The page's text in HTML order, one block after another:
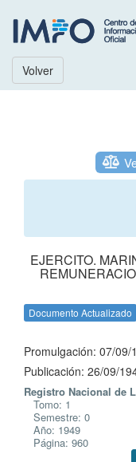
Volver
EJERCITO.
Documento Actualizado
Promulgación: 07/09/
Publicación: 26/09/
Registro Nacional de
Tomo: 1
Semestre: 0
Año: 1949
Página: 960